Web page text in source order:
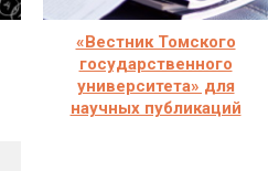
«Вестник Томского
государственного
университета» для
научных публикаций